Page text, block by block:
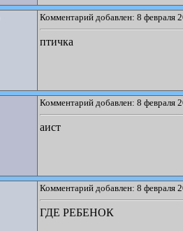
Комментарий добавлен: 8 февраля
птичка
Комментарий добавлен: 8 февраля
аист
Комментарий добавлен: 8 февраля
ГДЕ РЕБЕНОК